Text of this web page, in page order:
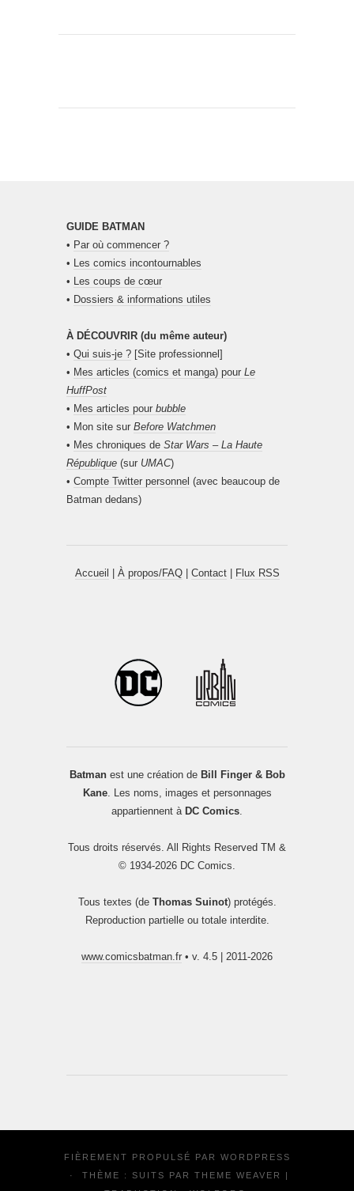
GUIDE BATMAN
• Par où commencer ?
•
Les comics incontournables
•
Les coups de cœur
• Dossiers & informations utiles
À DÉCOUVRIR (du même auteur)
• Qui suis-je ? [Site professionnel]
• Mes articles (comics et manga) pour Le
HuffPost
• Mes articles pour bubble
• Mon site sur Before Watchmen
• Mes chroniques de Star Wars – La Haute
République (sur UMAC)
• Compte Twitter personnel (avec beaucoup de
Batman dedans)
Accueil À propos/FAQ| Contact| Flux RSS
Batmanest une création de Bill Finger & Bob
Kane. Les noms, images et personnages
appartiennent à DC Comics
Tous droits réservés. All Rights Reserved TM &
© 1934-2026 DC Comics.
Tous textes (de Thomas Suinot) protégés.
Reproduction partielle ou totale interdite.
www.comicsbatman.fr • v. 4.5 | 2011-2026
FIÈREMENT PROPULSÉ PAR WORDPRESS
·
THÈME : SUITS PAR THEME WEAVER
|